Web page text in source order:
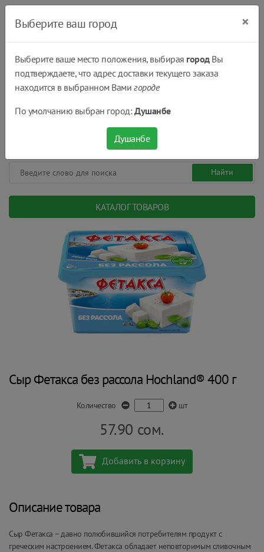
КАТАЛОГ ТОВАРОВ
Сыр Фетакса без рассола Hochland® 400 г
Количество шт
57.90 сом.
Добавить в корзину
Описание товара
Сыр Фетакса – давно полюбившийся потребителям продукт с
греческим настроением. Фетакса обладает неповторимым сливочным
Выберите ваш город ×
Выберите ваше место положения, выбирая городВы
подтверждаете, что адрес доставки текущего заказа
находится в выбранном Вамигороде
По умолчанию выбран город:Душанбе
Душанбе